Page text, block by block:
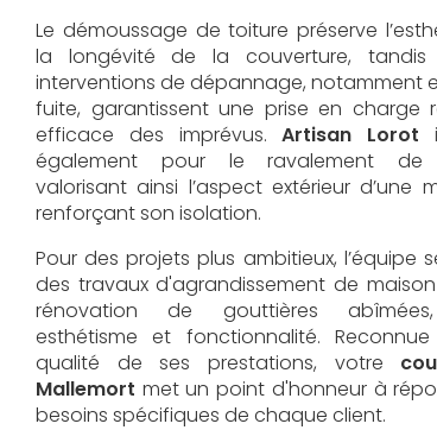
Le démoussage de toiture préserve
la longévité de la couverture,
interventions de dépannage, notamment
fuite, garantissent une prise en charge
efficace des imprévus. Artisan Lorot
également pour le ravalement de
valorisant ainsi l’aspect extérieur d’une
renforçant son isolation.
Pour des projets plus ambitieux, l’équipe
des travaux d'agrandissement de
rénovation de gouttières
esthétisme et fonctionnalité.
qualité de ses prestations, votre
Mallemort met un point d'honneur à
besoins spécifiques de chaque client.